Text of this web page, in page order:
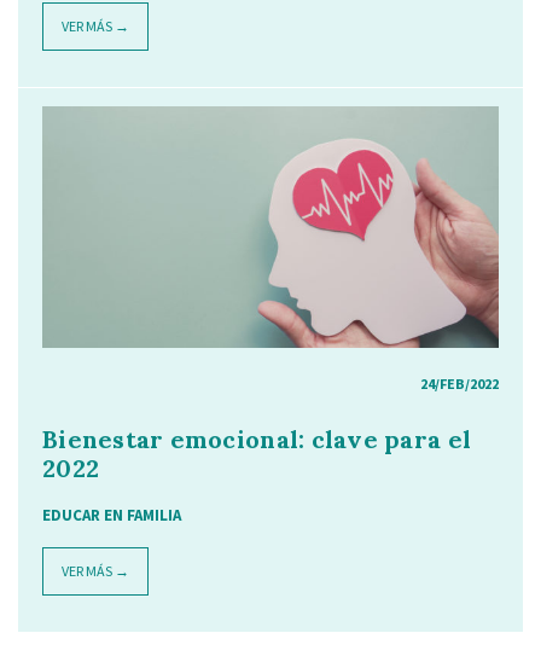
VER MÁS →
24/FEB/2022
Bienestar emocional: clave para el
2022
EDUCAR EN FAMILIA
VER MÁS →